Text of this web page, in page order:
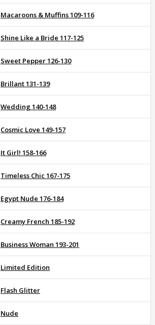
Macaroons & Muffins 109-116
Shine Like a Bride 117-125
Sweet Pepper 126-130
Brillant 131-139
Wedding 140-148
Cosmic Love 149-157
It Girl! 158-166
Timeless Chic 167-175
Egypt Nude 176-184
Creamy French 185-192
Business Woman 193-201
Limited Edition
Flash Glitter
Nude